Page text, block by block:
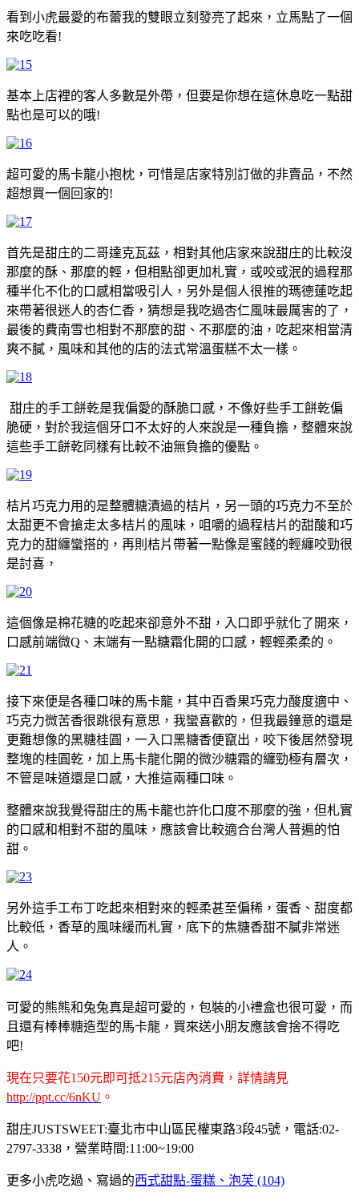
看到小虎最愛的布蕾我的雙眼立刻發亮了起來，立馬點了一個
來吃吃看!
基本上店裡的客人多數是外帶，但要是你想在這休息吃一點甜
點也是可以的哦!
超可愛的馬卡龍小抱枕，可惜是店家特別訂做的非賣品，不然
超想買一個回家的!
首先是甜庄的二哥達克瓦茲，相對其他店家來說甜庄的比較沒
那麼的酥、那麼的輕，但相點卻更加札實，或咬或泯的過程那
種半化不化的口感相當吸引人，另外是個人很推的瑪德蓮吃起
來帶著很迷人的杏仁香，猜想是我吃過杏仁風味最厲害的了，
最後的費南雪也相對不那麼的甜、不那麼的油，吃起來相當清
爽不膩，風味和其他的店的法式常溫蛋糕不太一樣。
甜庄的手工餅乾是我偏愛的酥脆口感，不像好些手工餅乾偏
脆硬，對於我這個牙口不太好的人來說是一種負擔，整體來說
這些手工餅乾同樣有比較不油無負擔的優點。
桔片巧克力用的是整體糖漬過的桔片，另一頭的巧克力不至於
太甜更不會搶走太多桔片的風味，咀嚼的過程桔片的甜酸和巧
克力的甜纏蠻搭的，再則桔片帶著一點像是蜜餞的輕纏咬勁很
是討喜，
這個像是棉花糖的吃起來卻意外不甜，入口即乎就化了開來，
口感前端微Q、末端有一點糖霜化開的口感，輕輕柔柔的。
接下來便是各種口味的馬卡龍，其中百香果巧克力酸度適中、
巧克力微苦香很跳很有意思，我蠻喜歡的，但我最鐘意的還是
更難想像的黑糖桂圓，一入口黑糖香便竄出，咬下後居然發現
整塊的桂圓乾，加上馬卡龍化開的微沙糖霜的纏勁極有層次，
不管是味道還是口感，大推這兩種口味。
整體來說我覺得甜庄的馬卡龍也許化口度不那麼的強，但札實
的口感和相對不甜的風味，應該會比較適合台灣人普遍的怕
甜。
另外這手工布丁吃起來相對來的輕柔甚至偏稀，蛋香、甜度都
比較低，香草的風味緩而札實，底下的焦糖香甜不膩非常迷
人。
可愛的熊熊和兔兔真是超可愛的，包裝的小禮盒也很可愛，而
且還有棒棒糖造型的馬卡龍，買來送小朋友應該會捨不得吃
吧!
現在只要花150元即可抵215元店內消費，詳情請見
http://ppt.cc/6nKU 。
甜庄JUSTSWEET:臺北市中山區民權東路3段45號，電話:02-
2797-3338，營業時間:11:00~19:00
更多小虎吃過、寫過的西式甜點-蛋糕、泡芙 (104)